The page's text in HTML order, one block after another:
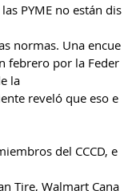
PYME no están dis
normas. Una encue
febrero por la Feder
la
reveló que eso e
del CCCD, e
Tire, Walmart Cana